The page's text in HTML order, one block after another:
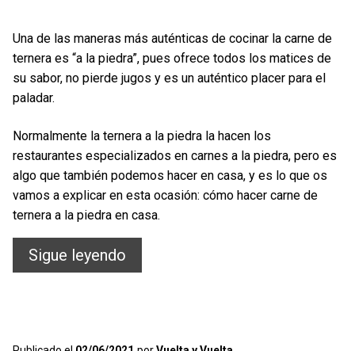
Una de las maneras más auténticas de cocinar la carne de
ternera es “a la piedra”, pues ofrece todos los matices de
su sabor, no pierde jugos y es un auténtico placer para el
paladar.
Normalmente la ternera a la piedra la hacen los
restaurantes especializados en carnes a la piedra, pero es
algo que también podemos hacer en casa, y es lo que os
vamos a explicar en esta ocasión: cómo hacer carne de
ternera a la piedra en casa.
Sigue leyendo